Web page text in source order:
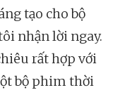
tạo cho bộ
nhận lời ngay.
rất hợp với
bộ phim thời